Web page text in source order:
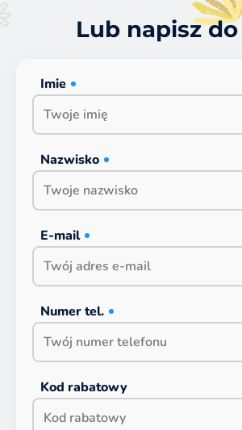
Lub napisz
Imie
Nazwisko
E-mail
Numer tel.
Kod rabatowy